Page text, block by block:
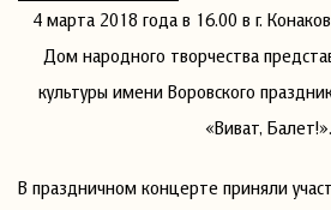
4 марта 2018 года в 16.00 в г.
Дом народного творчества
культуры имени Воровского
«Виват, Балет!».
В праздничном концерте приняли